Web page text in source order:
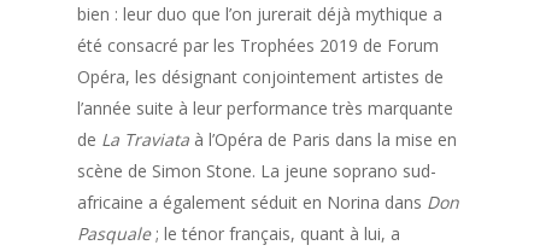
bien : leur duo que l’on jurerait déjà mythique a
été consacré par les Trophées 2019 de Forum
Opéra, les désignant conjointement artistes de
l’année suite à leur performance très marquante
de La Traviata à l’Opéra de Paris dans la mise en
scène de Simon Stone. La jeune soprano sud-
africaine a également séduit en Norina dans Don
Pasquale; le ténor français, quant à lui, a